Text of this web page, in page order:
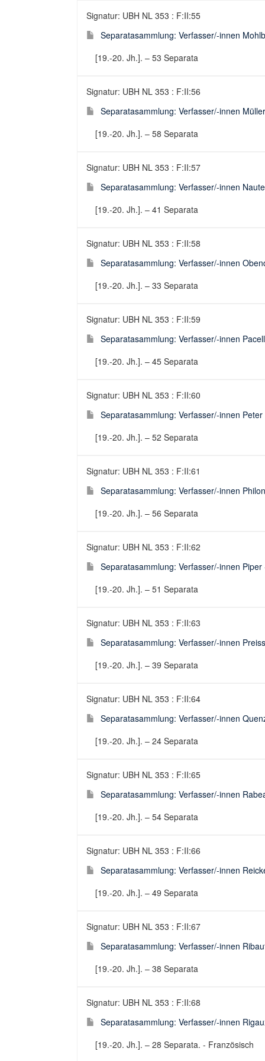
Signatur: UBH NL 353 : F:II:55
Separatasammlung: Verfasser/-innen
[19.-20. Jh.]. – 53 Separata
Signatur: UBH NL 353 : F:II:56
Separatasammlung: Verfasser/-innen
[19.-20. Jh.]. – 58 Separata
Signatur: UBH NL 353 : F:II:57
Separatasammlung: Verfasser/-innen
[19.-20. Jh.]. – 41 Separata
Signatur: UBH NL 353 : F:II:58
Separatasammlung: Verfasser/-innen
[19.-20. Jh.]. – 33 Separata
Signatur: UBH NL 353 : F:II:59
Separatasammlung: Verfasser/-innen
[19.-20. Jh.]. – 45 Separata
Signatur: UBH NL 353 : F:II:60
Separatasammlung: Verfasser/-innen
[19.-20. Jh.]. – 52 Separata
Signatur: UBH NL 353 : F:II:61
Separatasammlung: Verfasser/-innen
[19.-20. Jh.]. – 56 Separata
Signatur: UBH NL 353 : F:II:62
Separatasammlung: Verfasser/-innen Piper
[19.-20. Jh.]. – 51 Separata
Signatur: UBH NL 353 : F:II:63
Separatasammlung: Verfasser/-innen
[19.-20. Jh.]. – 39 Separata
Signatur: UBH NL 353 : F:II:64
Separatasammlung: Verfasser/-innen
[19.-20. Jh.]. – 24 Separata
Signatur: UBH NL 353 : F:II:65
Separatasammlung: Verfasser/-innen
[19.-20. Jh.]. – 54 Separata
Signatur: UBH NL 353 : F:II:66
Separatasammlung: Verfasser/-innen
[19.-20. Jh.]. – 49 Separata
Signatur: UBH NL 353 : F:II:67
Separatasammlung: Verfasser/-innen
[19.-20. Jh.]. – 38 Separata
Signatur: UBH NL 353 : F:II:68
Separatasammlung: Verfasser/-innen
[19.-20. Jh.]. – 28 Separata. - Französisch